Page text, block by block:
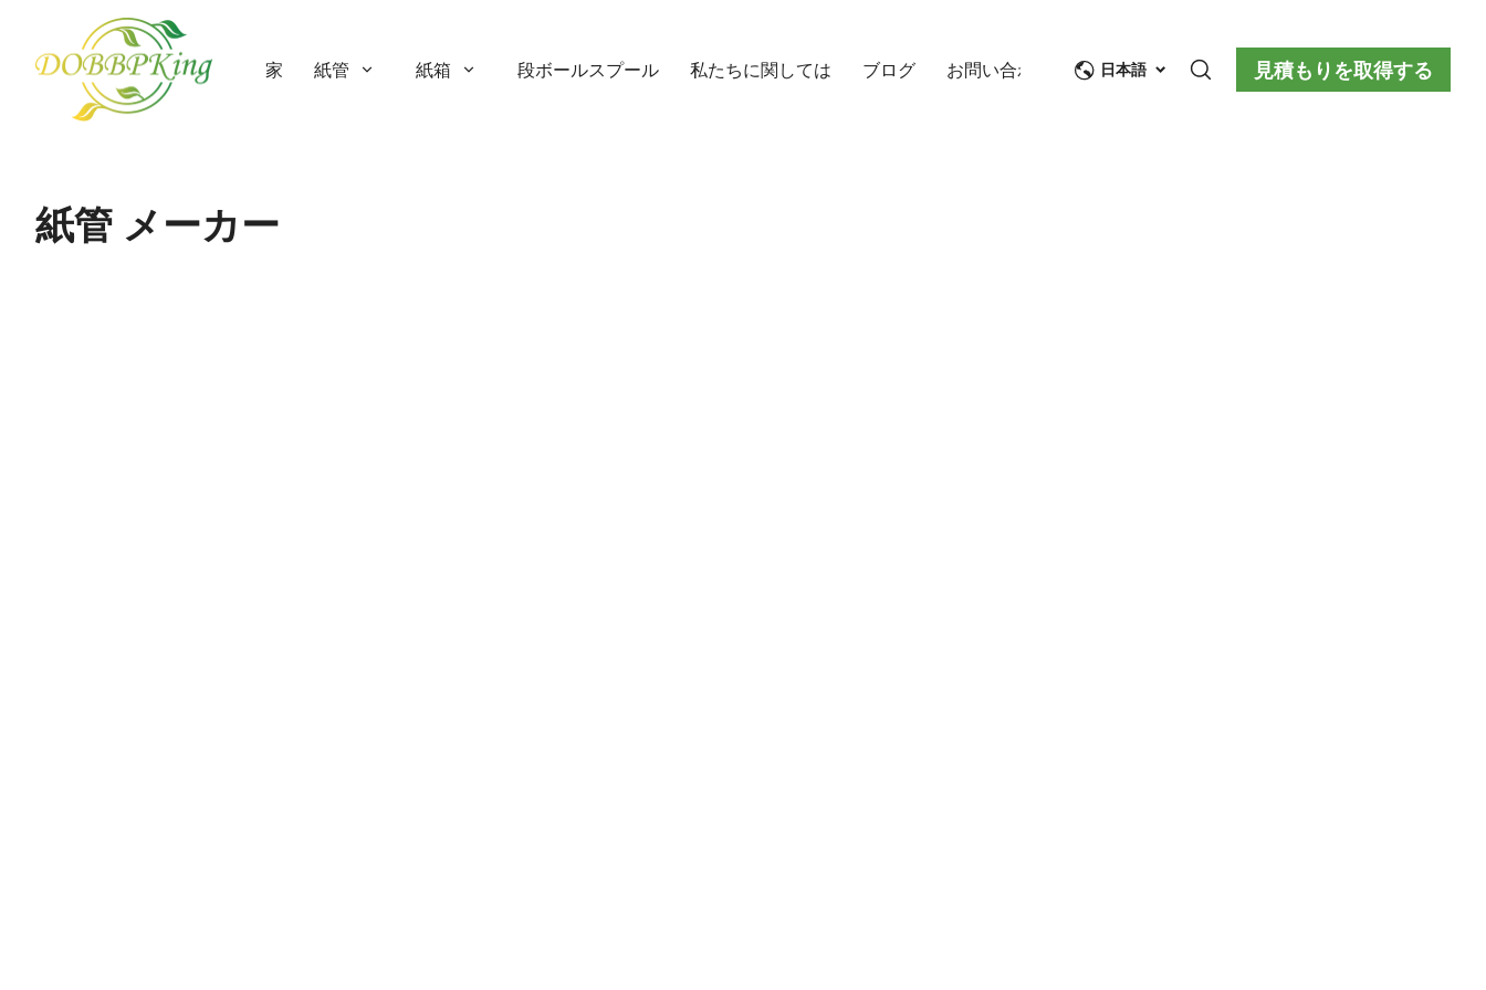
家 紙管 紙箱 段ボールスプール 私たちに関しては ブログ お問い合わせ 日本語 見積もりを取得する
紙管 メーカー